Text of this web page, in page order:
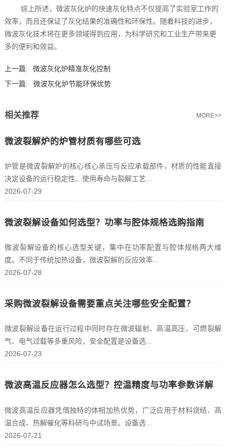
综上所述，微波灰化炉的快速灰化特点不仅提高了实验室工作的
效率，而且还保证了灰化结果的准确性和环保性。随着科技的进步，
微波灰化技术将在更多领域得到应用，为科学研究和工业生产带来更
多的便利和效益。
上一篇:
微波灰化炉精准灰化控制
下一篇:
微波灰化炉节能环保优势
相关推荐 MORE>>
微波裂解炉的炉管材质有哪些可选
炉管是微波裂解炉的核心核心承压与反应承载部件，材质的性能直接
决定设备的运行稳定性、使用寿命与裂解工艺...
2026-07-29
微波裂解设备如何选型？功率与腔体规格选购指南
微波裂解设备的核心选型关键，集中在功率配置与腔体规格两大维
度。不同于传统加热设备，微波裂解的反应效率...
2026-07-28
采购微波裂解设备需要重点关注哪些安全配置？
微波裂解设备在运行过程中同时存在微波辐射、高温高压、可燃裂解
气、电气过载等多重风险，安全配置是设备选...
2026-07-23
微波高温反应器怎么选型？控温精度与功率参数详解
微波高温反应器凭借独特的体相加热优势，广泛应用于材料烧结、高
温合成、热解催化等科研与中试场景。设备选...
2026-07-21